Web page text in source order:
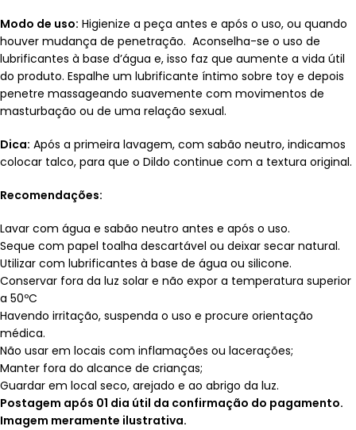
Modo de uso: Higienize a peça antes e após o uso, ou quando
houver mudança de penetração. Aconselha-se o uso de
lubrificantes à base d’água e, isso faz que aumente a vida útil
do produto. Espalhe um lubrificante íntimo sobre toy e depois
penetre massageando suavemente com movimentos de
masturbação ou de uma relação sexual.
Dica: Após a primeira lavagem, com sabão neutro, indicamos
colocar talco, para que o Dildo continue com a textura original.
Recomendações:
Lavar com água e sabão neutro antes e após o uso.
Seque com papel toalha descartável ou deixar secar natural.
Utilizar com lubrificantes à base de água ou silicone.
Conservar fora da luz solar e não expor a temperatura superior
a 50ºC
Havendo irritação, suspenda o uso e procure orientação
médica.
Não usar em locais com inflamações ou lacerações;
Manter fora do alcance de crianças;
Guardar em local seco, arejado e ao abrigo da luz.
Postagem após 01 dia útil da confirmação do pagamento.
Imagem meramente ilustrativa.